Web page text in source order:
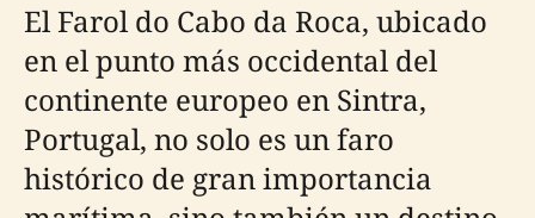
El Farol do Cabo da Roca, ubicado
en el punto más occidental del
continente europeo en Sintra,
Portugal, no solo es un faro
histórico de gran importancia